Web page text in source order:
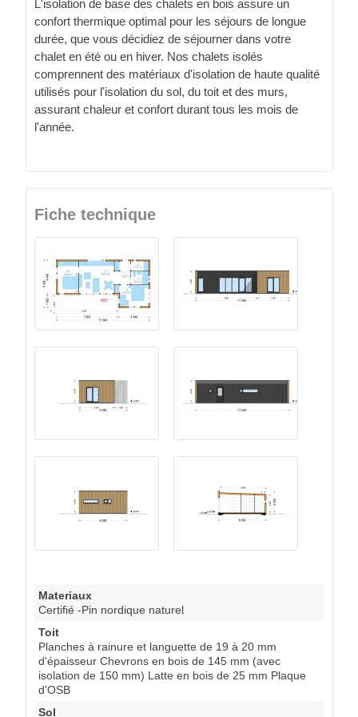
L'isolation de base des chalets en bois assure un
confort thermique optimal pour les séjours de longue
durée, que vous décidiez de séjourner dans votre
chalet en été ou en hiver. Nos chalets isolés
comprennent des matériaux d'isolation de haute qualité
utilisés pour l'isolation du sol, du toit et des murs,
assurant chaleur et confort durant tous les mois de
l'année.
Fiche technique
Materiaux
Certifié -Pin nordique naturel
Toit
Planches à rainure et languette de 19 à 20 mm
d'épaisseur Chevrons en bois de 145 mm (avec
isolation de 150 mm) Latte en bois de 25 mm Plaque
d'OSB
Sol